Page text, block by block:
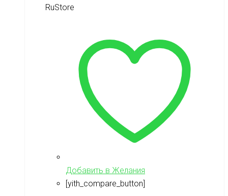
RuStore
Добавить в Желания
[yith_compare_button]